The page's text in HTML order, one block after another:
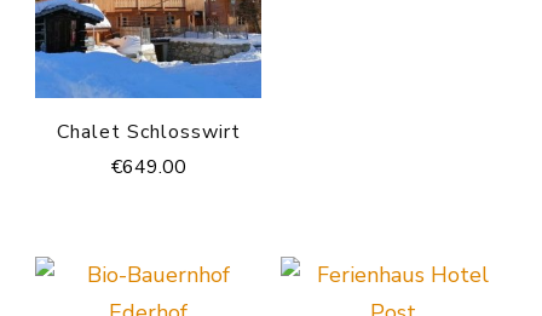
Chalet Schlosswirt
€649.00